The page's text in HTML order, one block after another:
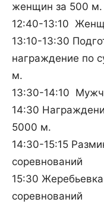
женщин за 500 м.
12:40-13:10
13:10-13:30
награждение по
м.
13:30-14:10
14:30
5000 м.
14:30-15:15
соревнований
15:30
соревнований